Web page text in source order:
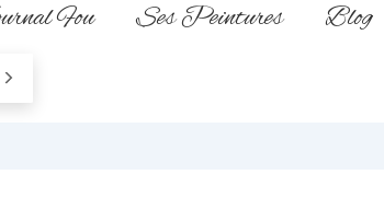
Fou Ses Peintures Blog